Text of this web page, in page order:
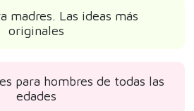
madres. Las ideas más
originales
para hombres de todas las
edades